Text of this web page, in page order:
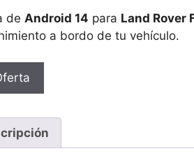
original
era:
actual
es:
de Android 14 para Land Rover
a bordo de tu vehículo.